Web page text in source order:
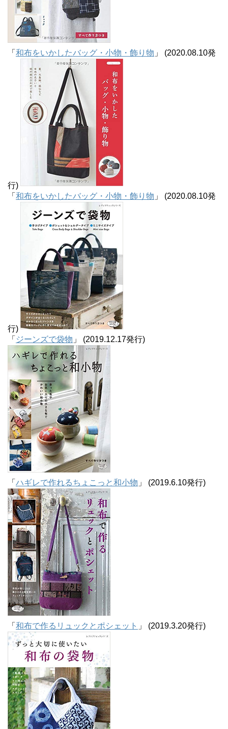
「 和布をいかしたバッグ・小物・飾り物 」 (2020.08.10発
行)
「 和布をいかしたバッグ・小物・飾り物 」 (2020.08.10発
行)
「 ジーンズで袋物 」 (2019.12.17発行)
「 ハギレで作れるちょこっと和小物 」 (2019.6.10発行)
「 和布で作るリュックとポシェット 」 (2019.3.20発行)